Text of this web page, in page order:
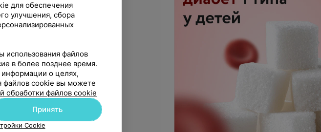
для обеспечения
улучшения, сбора
использования файлов
в более позднее время.
о целях,
файлов cookie вы можете
обработки файлов cookie
Принять
Cookie